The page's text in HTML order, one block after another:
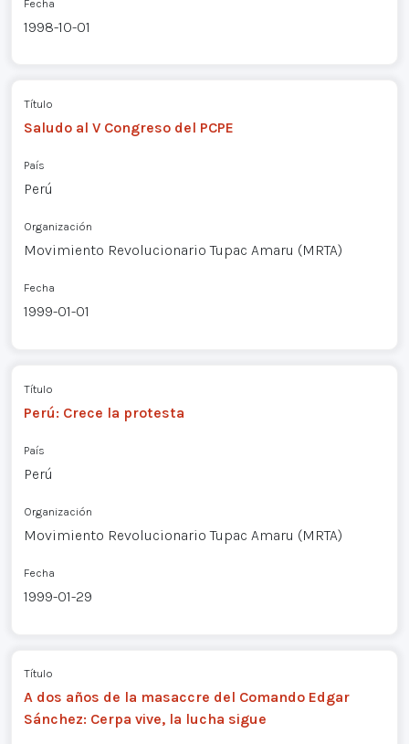
Fecha
1998-10-01
Título
Saludo al V Congreso del PCPE
País
Perú
Organización
Movimiento Revolucionario Tupac Amaru (MRTA)
Fecha
1999-01-01
Título
Perú: Crece la protesta
País
Perú
Organización
Movimiento Revolucionario Tupac Amaru (MRTA)
Fecha
1999-01-29
Título
A dos años de la masaccre del Comando Edgar
Sánchez: Cerpa vive, la lucha sigue